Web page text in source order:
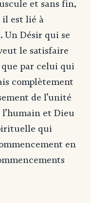
et sans fin,
il est lié à
Un Désir qui se
le satisfaire
par celui qui
complètement
de l’unité
et Dieu
qui
en